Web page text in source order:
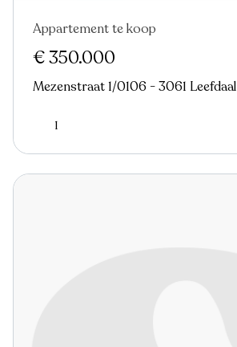
Appartement te koop
€ 350.000
Mezenstraat 1/0106 - 3061 Leefdaal
1